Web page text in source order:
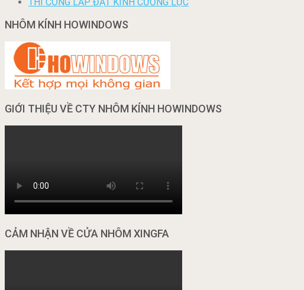
NHÔM KÍNH HOWINDOWS
GIỚI THIỆU VỀ CTY NHÔM KÍNH HOWINDOWS
CẢM NHẬN VỀ CỬA NHÔM XINGFA